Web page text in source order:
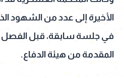
الأخيرة إلى عدد من الشهود
في جلسة سابقة، قبل الفصل
المقدمة من هيئة الدفاع.